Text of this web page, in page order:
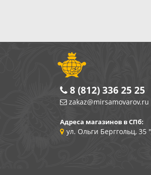
8 (812) 336 25 25
zakaz@mirsamovarov.ru
Адреса магазинов в СПб:
ул. Ольги Берггольц, 35